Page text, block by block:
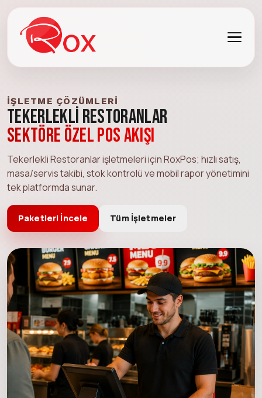
İŞLETME ÇÖZÜMLERI
Tekerlekli Restoranlar
Sektöre özel POS akışı
Tekerlekli Restoranlar işletmeleri için RoxPos; hızlı satış,
masa/servis takibi, stok kontrolü ve mobil rapor yönetimini
tek platformda sunar.
Paketleri İncele Tüm İşletmeler